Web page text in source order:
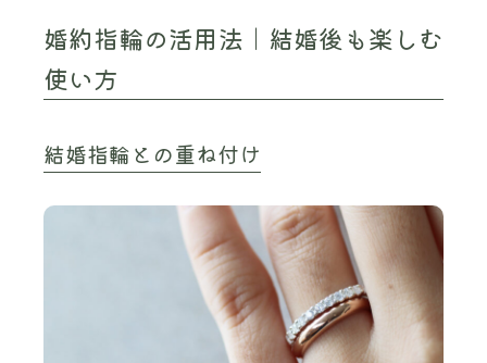
婚約指輪の活用法｜結婚後も楽しむ
使い方
結婚指輪との重ね付け